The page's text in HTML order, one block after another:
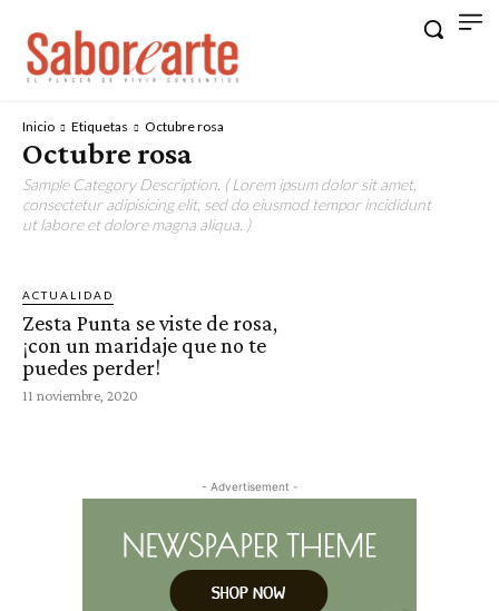
Inicio Etiquetas Octubre rosa
Octubre rosa
Sample Category Description. ( Lorem ipsum dolor sit amet,
consectetur adipisicing elit, sed do eiusmod tempor incididunt
ut labore et dolore magna aliqua. )
ACTUALIDAD
Zesta Punta se viste de rosa,
¡con un maridaje que no te
puedes perder!
11 noviembre, 2020
- Advertisement -